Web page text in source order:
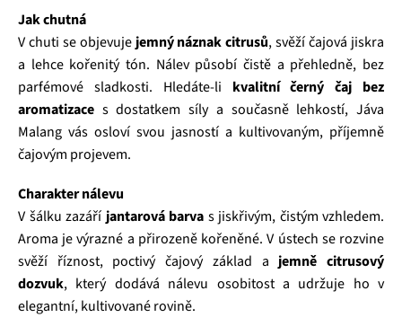
Jak chutná
V chuti se objevuje jemný náznak citrusů, svěží čajová jiskra
a lehce kořenitý tón. Nálev působí čistě a přehledně, bez
parfémové sladkosti. Hledáte‑li kvalitní černý čaj bez
aromatizace s dostatkem síly a současně lehkostí, Jáva
Malang vás osloví svou jasností a kultivovaným, příjemně
čajovým projevem.
Charakter nálevu
V šálku zazáří jantarová barva s jiskřivým, čistým vzhledem.
Aroma je výrazné a přirozeně kořeněné. V ústech se rozvine
svěží říznost, poctivý čajový základ a jemně citrusový
dozvuk, který dodává nálevu osobitost a udržuje ho v
elegantní, kultivované rovině.